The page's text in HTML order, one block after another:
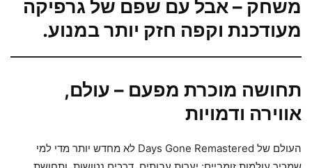
משחק – אבל עם שפם של גרפיקה
מעודכנת וקפה חזק יותר במנוע.
תחושה מוכרת מפעם – עולם,
אווירה ודמויות
העולם של Days Gone Remastered לא מחדש יותר מדי למי